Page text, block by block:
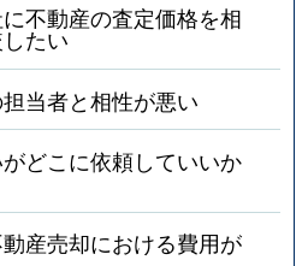
不動産の査定価格を相
たい
当者と相性が悪い
どこに依頼していいか
産売却における費用が